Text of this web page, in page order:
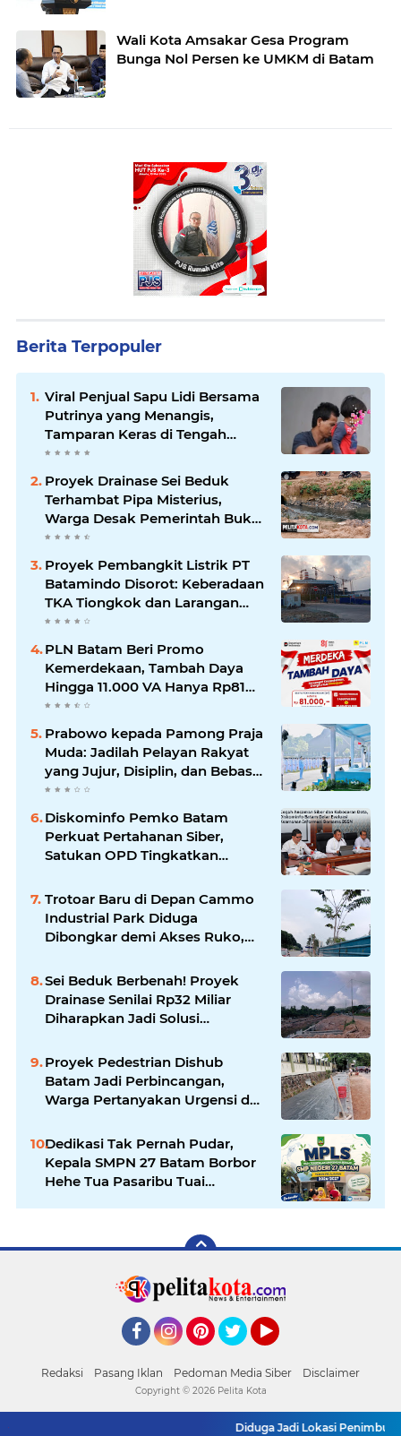
Wali Kota Amsakar Gesa Program
Bunga Nol Persen ke UMKM di Batam
Berita Terpopuler
Viral Penjual Sapu Lidi Bersama
Putrinya yang Menangis,
Tamparan Keras di Tengah
Maraknya Korupsi
Proyek Drainase Sei Beduk
Terhambat Pipa Misterius,
Warga Desak Pemerintah Buka
Hasil Uji Sampel Air
Proyek Pembangkit Listrik PT
Batamindo Disorot: Keberadaan
TKA Tiongkok dan Larangan
Liputan Wartawan Jadi
PLN Batam Beri Promo
Kemerdekaan, Tambah Daya
Hingga 11.000 VA Hanya Rp81
Ribu
Prabowo kepada Pamong Praja
Muda: Jadilah Pelayan Rakyat
yang Jujur, Disiplin, dan Bebas
Korupsi
Diskominfo Pemko Batam
Perkuat Pertahanan Siber,
Satukan OPD Tingkatkan
Pemerintah
Trotoar Baru di Depan Cammo
Industrial Park Diduga
Dibongkar demi Akses Ruko,
Sei Beduk Berbenah! Proyek
Drainase Senilai Rp32 Miliar
Diharapkan Jadi Solusi
Proyek Pedestrian Dishub
Batam Jadi Perbincangan,
Warga Pertanyakan Urgensi dan
Dedikasi Tak Pernah Pudar,
Kepala SMPN 27 Batam Borbor
Hehe Tua Pasaribu Tuai
Redaksi Pasang Iklan Pedoman Media Siber Disclaimer
Diduga Jadi Lokasi
Copyright © 2026 Pelita Kota